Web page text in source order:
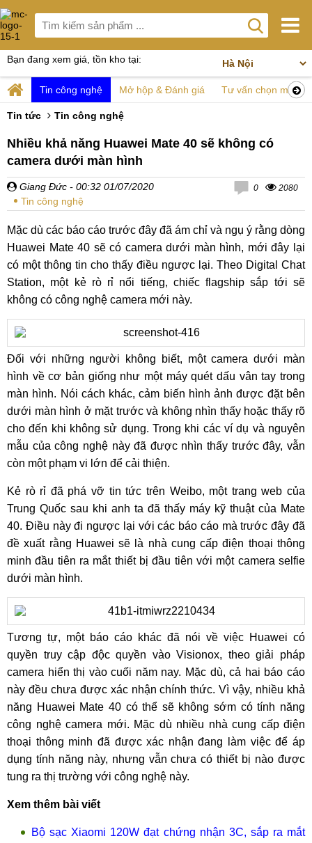
Bạn đang xem giá, tồn kho tại:
Tin công nghệ Mở hộp & Đánh giá Tư vấn chọn mua
Tin tức Tin công nghệ
Nhiều khả năng Huawei Mate 40 sẽ không có
camera dưới màn hình
Giang Đức - 00:32 01/07/2020
Tin công nghệ
0 2080
Mặc dù các báo cáo trước đây đã ám chỉ và ngụ ý rằng dòng
Huawei Mate 40 sẽ có camera dưới màn hình, mới đây lại
có một thông tin cho thấy điều ngược lại. Theo Digital Chat
Station, một kẻ rò rỉ nổi tiếng, chiếc flagship sắp tới sẽ
không có công nghệ camera mới này.
Đối với những người không biết, một camera dưới màn
hình về cơ bản giống như một máy quét dấu vân tay trong
màn hình. Nói cách khác, cảm biến hình ảnh được đặt bên
dưới màn hình ở mặt trước và không nhìn thấy hoặc thấy rõ
cho đến khi không sử dụng. Trong khi các ví dụ và nguyên
mẫu của công nghệ này đã được nhìn thấy trước đây, vẫn
còn một phạm vi lớn để cải thiện.
Kẻ rò rỉ đã phá vỡ tin tức trên Weibo, một trang web của
Trung Quốc sau khi anh ta đã thấy máy kỹ thuật của Mate
40. Điều này đi ngược lại với các báo cáo mà trước đây đã
đề xuất rằng Huawei sẽ là nhà cung cấp điện thoại thông
minh đầu tiên ra mắt thiết bị đầu tiên với một camera selfie
dưới màn hình.
Tương tự, một báo cáo khác đã nói về việc Huawei có
quyền truy cập độc quyền vào Visionox, theo giải pháp
camera hiển thị vào cuối năm nay. Mặc dù, cả hai báo cáo
này đều chưa được xác nhận chính thức. Vì vậy, nhiều khả
năng Huawei Mate 40 có thể sẽ không sớm có tính năng
công nghệ camera mới. Mặc dù nhiều nhà cung cấp điện
thoại thông minh đã được xác nhận đang làm việc để áp
dụng tính năng này, nhưng vẫn chưa có thiết bị nào được
tung ra thị trường với công nghệ này.
Xem thêm bài viết
Bộ sạc Xiaomi 120W đạt chứng nhận 3C, sắp ra mắt